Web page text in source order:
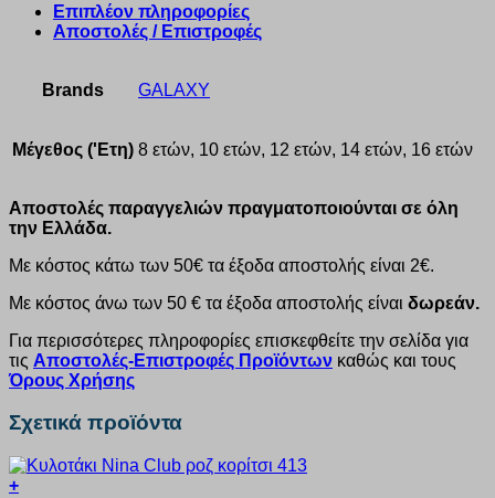
Επιπλέον πληροφορίες
Αποστολές / Επιστροφές
Brands GALAXY
Μέγεθος ('Ετη) 8 ετών, 10 ετών, 12 ετών, 14 ετών, 16 ετών
Αποστολές παραγγελιών πραγματοποιούνται σε όλη
την Ελλάδα.
Με κόστος κάτω των 50€ τα έξοδα αποστολής είναι 2€.
Με κόστος άνω των 50 € τα έξοδα αποστολής είναι δωρεάν.
Για περισσότερες πληροφορίες επισκεφθείτε την σελίδα για
τις Αποστολές-Επιστροφές Προϊόντων καθώς και τους
Όρους Χρήσης
Σχετικά προϊόντα
+